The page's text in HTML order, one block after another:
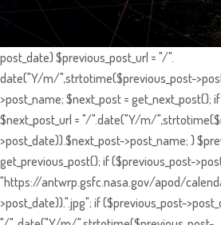
post_date) $previous_post_url = "/".
date("Y/m/",strtotime($previous_post-
>post_name; $next_post = get_next_post();
$next_post_url = "/".date("Y/m/
>post_date)).$next_post->post_name; }
get_previous_post(); if ($previous_post-
"https://antwrp.gsfc.nasa.gov/apod/
>post_date)).".jpg"; if ($previous_post-